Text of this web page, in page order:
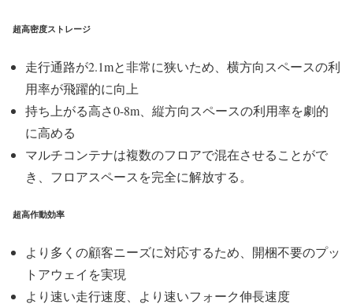
超高密度ストレージ
走行通路が2.1mと非常に狭いため、横方向スペースの利
用率が飛躍的に向上
持ち上がる高さ0-8m、縦方向スペースの利用率を劇的
に高める
マルチコンテナは複数のフロアで混在させることがで
き、フロアスペースを完全に解放する。
超高作動効率
より多くの顧客ニーズに対応するため、開梱不要のプッ
トアウェイを実現
より速い走行速度、より速いフォーク伸長速度